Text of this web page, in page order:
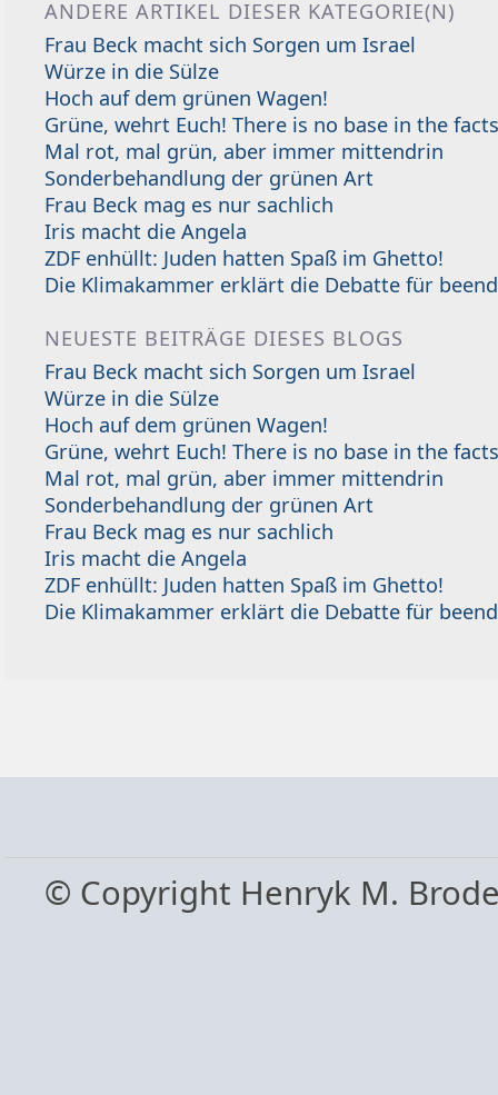
ANDERE ARTIKEL DIESER KATEGORIE(N)
Frau Beck macht sich Sorgen um Israel
Würze in die Sülze
Hoch auf dem grünen Wagen!
Grüne, wehrt Euch! There is no base in the
Mal rot, mal grün, aber immer mittendrin
Sonderbehandlung der grünen Art
Frau Beck mag es nur sachlich
Iris macht die Angela
ZDF enhüllt: Juden hatten Spaß im Ghetto!
Die Klimakammer erklärt die Debatte für
NEUESTE BEITRÄGE DIESES BLOGS
Frau Beck macht sich Sorgen um Israel
Würze in die Sülze
Hoch auf dem grünen Wagen!
Grüne, wehrt Euch! There is no base in the
Mal rot, mal grün, aber immer mittendrin
Sonderbehandlung der grünen Art
Frau Beck mag es nur sachlich
Iris macht die Angela
ZDF enhüllt: Juden hatten Spaß im Ghetto!
Die Klimakammer erklärt die Debatte für
© Copyright Henryk M.